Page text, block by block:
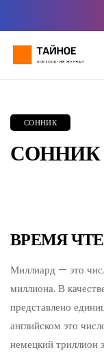
СОННИК
ВРЕМЯ
Миллиард — это
миллиона. В
представлено
английском это
немецкий триллион